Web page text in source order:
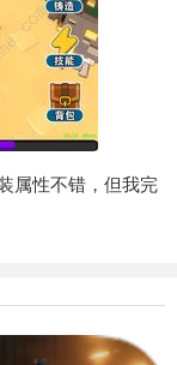
属性不错，但我完